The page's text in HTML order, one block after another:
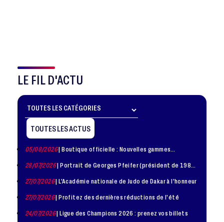
LE FIL D'ACTU
TOUTES LES ACTUS
05/08/2026| Boutique officielle : Nouvelles gammes
28/07/2026| Portrait de Georges Pfeifer (président de 1981
27/07/2026| L'Académie nationale de Judo de Dakar à l'honneur
27/07/2026| Profitez des dernières réductions de l'été
24/07/2026| Ligue des Champions 2026 : prenez vos billets